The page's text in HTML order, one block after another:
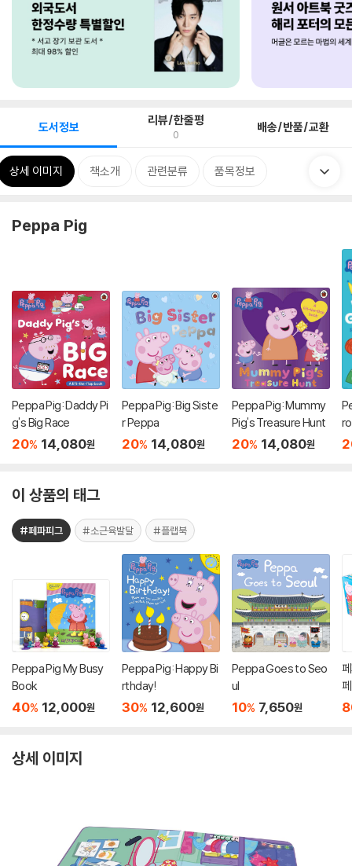
도서정보 리뷰/한줄평
0 배송/반품/교환
상세 이미지 책소개 관련분류 품목정보
Peppa Pig
Peppa Pig: Daddy Pi
g's Big Race
20% 14,080원
Peppa Pig: Big Siste
r Peppa
20% 14,080원
Peppa Pig: Mummy
Pig's Treasure Hunt
20% 14,080원
이 상품의 태그
#페파피그 #소근육발달 #플랩북
Peppa Pig My Busy
Book
40% 12,000원
Peppa Pig: Happy Bi
rthday!
30% 12,600원
Peppa Goes to Seo
ul
10% 7,650원
상세 이미지